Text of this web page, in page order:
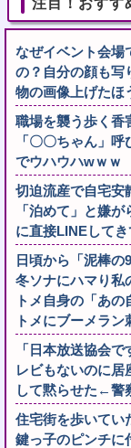
なぜイベント会場
の？自分の顔も写
物の画像上げたほ
職場を襲う歩く香
「〇〇ちゃん」
でウハウハwｗｗ
切迫流産で自宅安
「泊めて」と嫌
に直接LINEして
日頃から「泥棒の
冬ソナにハマり私
トメ自身の「あ
トメにブーメラン
「日本放送協会
レビもないのに居
して黙らせた←警
住宅街を歩いてい
鍵っ子のピンチに